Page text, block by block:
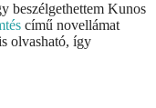
beszélgethettem Kunos
című novellámat
olvasható, így